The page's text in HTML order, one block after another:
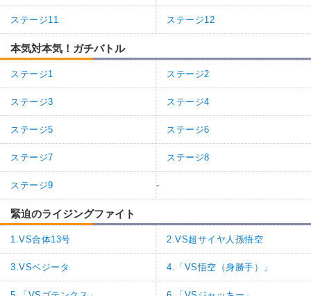
ステージ11 ステージ12
本気対本気！ガチバトル
ステージ1 ステージ2
ステージ3 ステージ4
ステージ5 ステージ6
ステージ7 ステージ8
ステージ9 -
緊迫のライジングファイト
1.VS合体13号 2.VS超サイヤ人孫悟空
3.VSベジータ 4.「VS悟空（身勝手）」